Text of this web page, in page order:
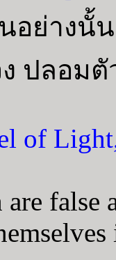
นอย่างนั้
ปลอม
of
are false